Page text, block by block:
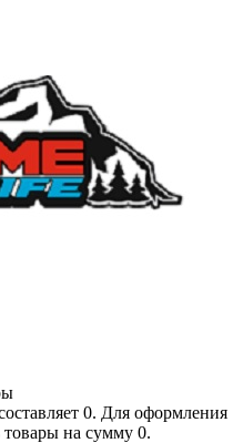
0. Для оформления
товары на сумму 0.